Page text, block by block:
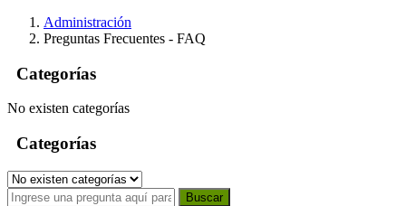
Administración
Preguntas Frecuentes - FAQ
Categorías
No existen categorías
Categorías